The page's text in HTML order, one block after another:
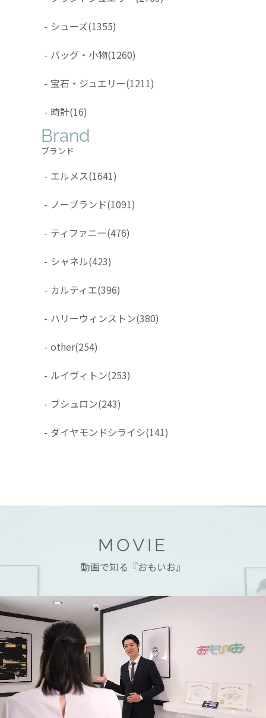
- シューズ(1355)
- バッグ・小物(1260)
- 宝石・ジュエリー(1211)
- 時計(16)
Brand
ブランド
- エルメス(1641)
- ノーブランド(1091)
- ティファニー(476)
- シャネル(423)
- カルティエ(396)
- ハリーウィンストン(380)
- other(254)
- ルイヴィトン(253)
- ブシュロン(243)
- ダイヤモンドシライシ(141)
MOVIE
動画で知る『おもいお』